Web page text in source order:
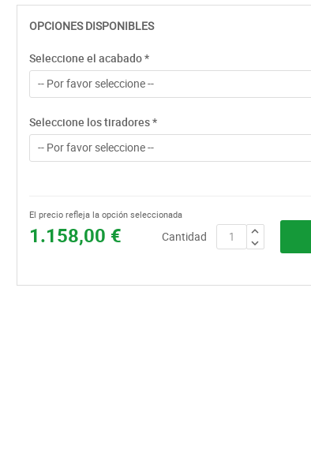
OPCIONES DISPONIBLES
Seleccione el acabado*
-- Por favor seleccione --
Seleccione los tiradores*
-- Por favor seleccione --
1.158,00 €
El precio refleja la opción seleccionada
Cantidad